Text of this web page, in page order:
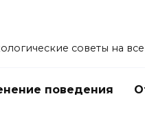
советы на
поведения